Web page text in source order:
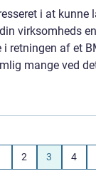
i at kunne
virksomheds
i retningen af et
mange ved
2 3 4